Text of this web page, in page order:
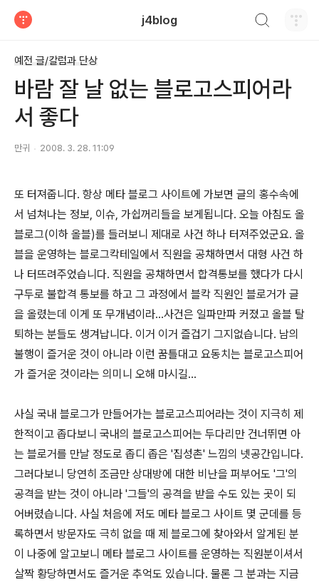
j4blog
예전 글/칼럼과 단상
바람 잘 날 없는 블로고스피어라
서 좋다
만귀 2008. 3. 28. 11:09
또 터져줍니다. 항상 메타 블로그 사이트에 가보면 글의 홍수속에
서 넘쳐나는 정보, 이슈, 가쉽꺼리들을 보게됩니다. 오늘 아침도 올
블로그(이하 올블)를 들러보니 제대로 사건 하나 터져주었군요. 올
블을 운영하는 블로그칵테일에서 직원을 공채하면서 대형 사건 하
나 터뜨려주었습니다. 직원을 공채하면서 합격통보를 했다가 다시
구두로 불합격 통보를 하고 그 과정에서 블칵 직원인 블로거가 글
을 올렸는데 이게 또 무개념이라...사건은 일파만파 커졌고 올블 탈
퇴하는 분들도 생겨납니다. 이거 이거 즐겁기 그지없습니다. 남의
불행이 즐거운 것이 아니라 이런 꿈틀대고 요동치는 블로고스피어
가 즐거운 것이라는 의미니 오해 마시길...
사실 국내 블로그가 만들어가는 블로고스피어라는 것이 지극히 제
한적이고 좁다보니 국내의 블로고스피어는 두다리만 건너뛰면 아
는 블로거를 만날 정도로 좁디 좁은 '집성촌' 느낌의 넷공간입니다.
그러다보니 당연히 조금만 상대방에 대한 비난을 퍼부어도 '그'의
공격을 받는 것이 아니라 '그들'의 공격을 받을 수도 있는 곳이 되
어버렸습니다. 사실 처음에 저도 메타 블로그 사이트 몇 군데를 등
록하면서 방문자도 극히 없을 때 제 블로그에 찾아와서 알게된 분
이 나중에 알고보니 메타 블로그 사이트를 운영하는 직원분이셔서
살짝 황당하면서도 즐거운 추억도 있습니다. 물론 그 분과는 지금